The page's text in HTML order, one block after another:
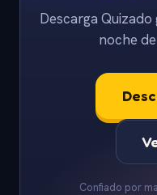
Descarga
noche
Confiado por